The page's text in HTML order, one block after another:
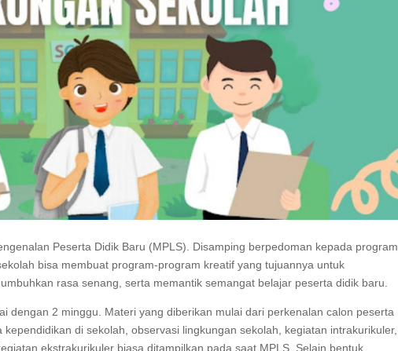
Peserta Didik Baru (MPLS). Disamping berpedoman kepada program
bisa membuat program-program kreatif yang tujuannya untuk
rasa senang, serta memantik semangat belajar peserta didik baru.
dengan 2 minggu. Materi yang diberikan mulai dari perkenalan calon peserta
di sekolah, observasi lingkungan sekolah, kegiatan intrakurikuler,
ekstrakurikuler biasa ditampilkan pada saat MPLS. Selain bentuk